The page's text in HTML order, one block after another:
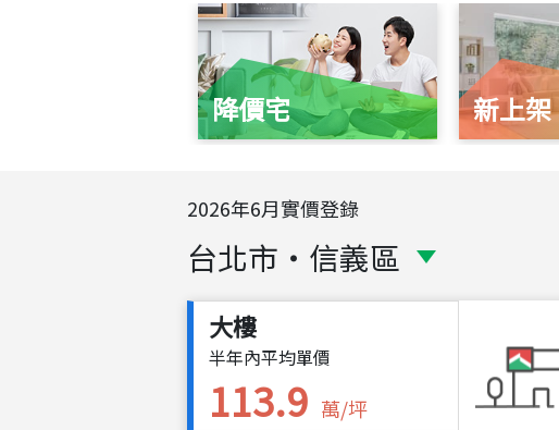
降價宅 新上架
2026年6月實價登錄
台北市 ・ 信義區
大樓
半年內平均單價
113.9 萬/坪